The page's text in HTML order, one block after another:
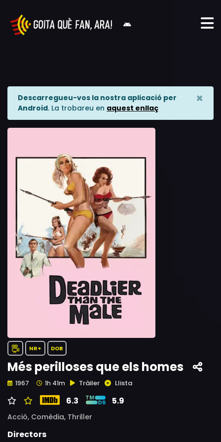
Descarregueu-vos la nostra aplicació per
Android. La trobareu en aquest enllaç
×
NR+ DOB
Més perilloses que els homes
1967 1h 41m Tràiler Llista
6.3 5.9
Acció, Comèdia, Thriller
Directors